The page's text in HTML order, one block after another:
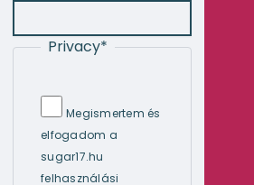
Privacy*
Megismertem és
elfogadom a
sugar17.hu
felhasználási